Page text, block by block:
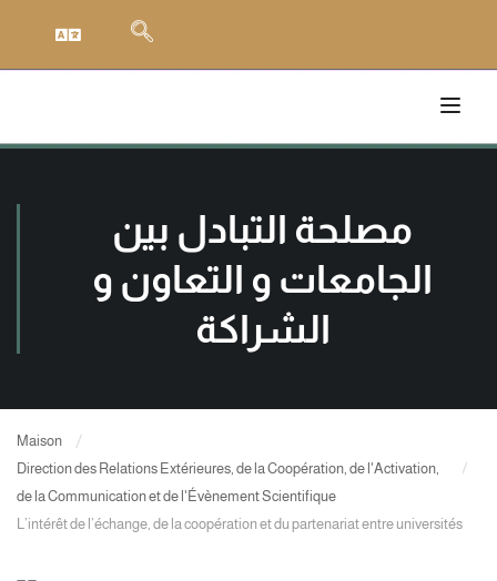
مصلحة التبادل بين
الجامعات و التعاون و
الشراكة
Maison
Direction des Relations Extérieures, de la Coopération, de l'Activation,
de la Communication et de l'Évènement Scientifique
L’intérêt de l’échange, de la coopération et du partenariat entre universités